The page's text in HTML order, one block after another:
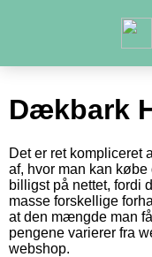
Dækbark
Det er ret kompliceret
af, hvor man kan
billigst på nettet, fordi
masse forskellige
at den mængde man
pengene varierer fra
webshop.